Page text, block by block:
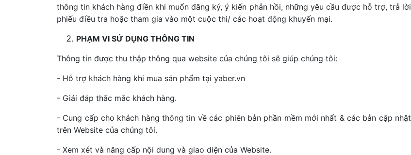
thông tin khách hàng điền khi muốn đăng ký, ý kiến phản hồi, những yêu cầu được hỗ trợ, trả lời
phiếu điều tra hoặc tham gia vào một cuộc thi/ các hoạt động khuyến mại.
PHẠM VI SỬ DỤNG THÔNG TIN
Thông tin được thu thập thông qua website của chúng tôi sẽ giúp chúng tôi:
- Hỗ trợ khách hàng khi mua sản phẩm tại yaber.vn
- Giải đáp thắc mắc khách hàng.
- Cung cấp cho khách hàng thông tin về các phiên bản phần mềm mới nhất & các bản cập nhật
trên Website của chúng tôi.
- Xem xét và nâng cấp nội dung và giao diện của Website.